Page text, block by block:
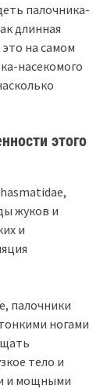
палочника-
длинная
на самом
насекомого
этого
жуков и
и
палочники
ногами
тело и
и мощными